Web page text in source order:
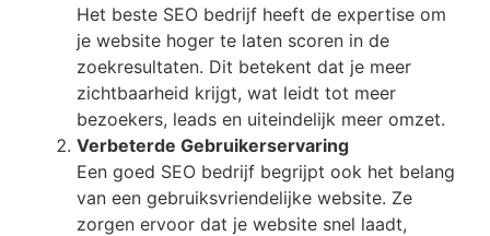
Het beste SEO bedrijf heeft de expertise om
je website hoger te laten scoren in de
zoekresultaten. Dit betekent dat je meer
zichtbaarheid krijgt, wat leidt tot meer
bezoekers, leads en uiteindelijk meer omzet.
Verbeterde Gebruikerservaring
Een goed SEO bedrijf begrijpt ook het belang
van een gebruiksvriendelijke website. Ze
zorgen ervoor dat je website snel laadt,